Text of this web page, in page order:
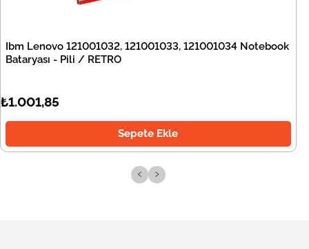
Ibm Lenovo 121001032, 121001033, 121001034 Notebook
Bataryası - Pili / RETRO
₺1.001,85
Sepete Ekle
‹ ›